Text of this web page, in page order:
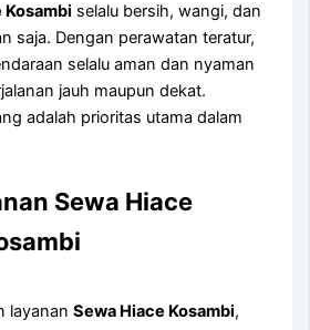
Kosambi selalu bersih, wangi, dan
saja. Dengan perawatan teratur,
selalu aman dan nyaman
jauh maupun dekat.
adalah prioritas utama dalam
Sewa Hiace
layananSewa Hiace Kosambi,